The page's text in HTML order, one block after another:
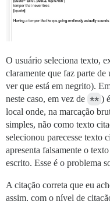
O usuário seleciona texto,
claramente que faz parte
ver que está em negrito).
neste caso, em vez de ** )
local onde, na marcação
simples, não como texto
selecionou parecesse texto
apresenta falsamente o
escrito. Esse é o problema
A citação correta que eu
assim, com o nível de